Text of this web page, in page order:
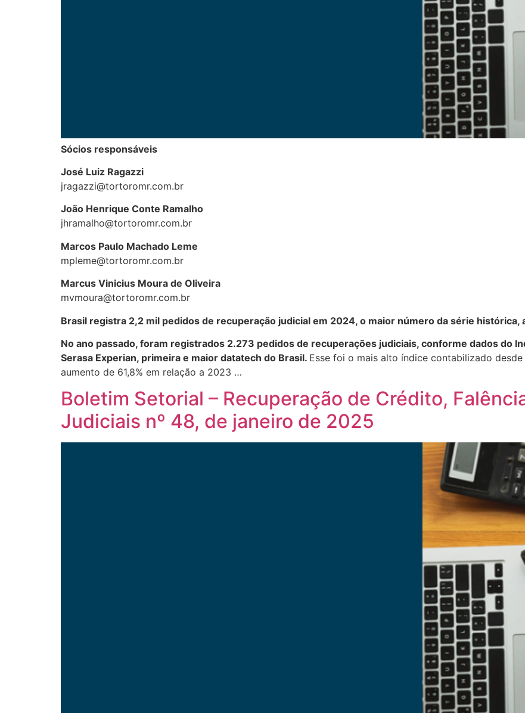
Sócios responsáveis
José Luiz Ragazzi
jragazzi@tortoromr.com.br
João Henrique Conte Ramalho
jhramalho@tortoromr.com.br
Marcos Paulo Machado Leme
mpleme@tortoromr.com.br
Marcus Vinicius Moura de Oliveira
mvmoura@tortoromr.com.br
Brasil registra 2,2 mil pedidos de recuperação judicial em 2024, o maior número da série histórica,
No ano passado, foram registrados 2.273 pedidos de recuperações judiciais, conforme dados do
Serasa Experian, primeira e maior datatech do Brasil. Esse foi o mais alto índice contabilizado
aumento de 61,8% em relação a 2023 …
Boletim Setorial – Recuperação de Crédito,
Judiciais nº 48, de janeiro de 2025